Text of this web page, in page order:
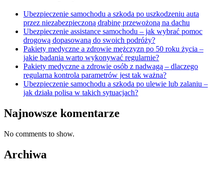
Ubezpieczenie samochodu a szkoda po uszkodzeniu auta
przez niezabezpieczoną drabinę przewożoną na dachu
Ubezpieczenie assistance samochodu – jak wybrać pomoc
drogową dopasowaną do swoich podróży?
Pakiety medyczne a zdrowie mężczyzn po 50 roku życia –
jakie badania warto wykonywać regularnie?
Pakiety medyczne a zdrowie osób z nadwagą – dlaczego
regularna kontrola parametrów jest tak ważna?
Ubezpieczenie samochodu a szkoda po ulewie lub zalaniu –
jak działa polisa w takich sytuacjach?
Najnowsze komentarze
No comments to show.
Archiwa